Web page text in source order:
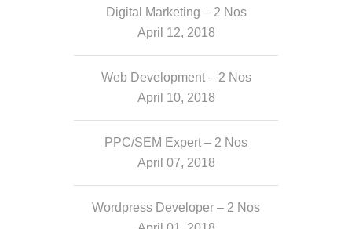
Digital Marketing – 2 Nos
April 12, 2018
Web Development – 2 Nos
April 10, 2018
PPC/SEM Expert – 2 Nos
April 07, 2018
Wordpress Developer – 2 Nos